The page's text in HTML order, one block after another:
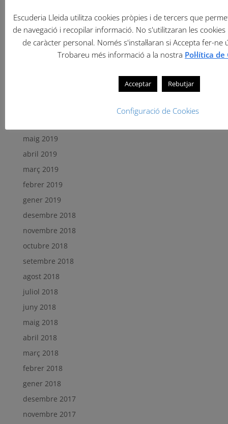
Comentaris recents
maig 2019
abril 2019
març 2019
febrer 2019
gener 2019
desembre 2018
novembre 2018
octubre 2018
setembre 2018
agost 2018
juliol 2018
juny 2018
maig 2018
abril 2018
març 2018
febrer 2018
gener 2018
desembre 2017
novembre 2017
Escuderia Lleida utilitza cookies pròpies i de tercers que
de navegació i recopilar informació. No s'utilitzaran les
de caràcter personal. Només s'instal·laran si Accepta fer-ne
Trobareu més informació a la nostra Pol·lítica
Acceptar Rebutjar
Configuració de Cookies